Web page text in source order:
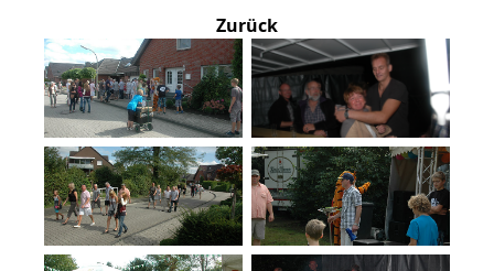
Zurück